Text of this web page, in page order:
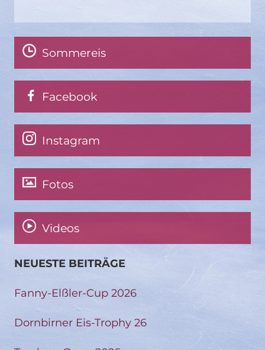
Sommereis
Facebook
Instagram
Fotos
Videos
NEUESTE BEITRÄGE
Fanny-Elßler-Cup 2026
Dornbirner Eis-Trophy 26